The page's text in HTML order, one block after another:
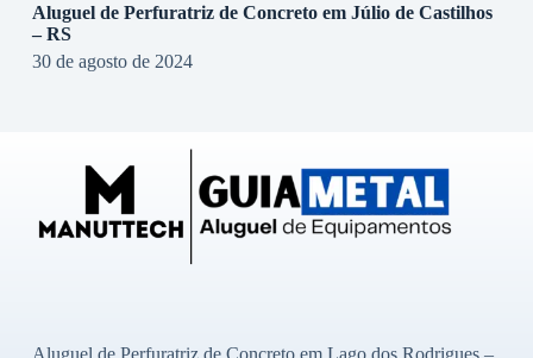
Aluguel de Perfuratriz de Concreto em Júlio de Castilhos
– RS
30 de agosto de 2024
Aluguel de Perfuratriz de Concreto em Lago dos Rodrigues –